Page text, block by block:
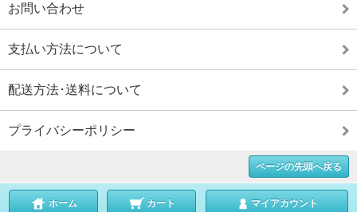
お問い合わせ
支払い方法について
配送方法･送料について
プライバシーポリシー
ページの先頭へ戻る
ホーム カート マイアカウント